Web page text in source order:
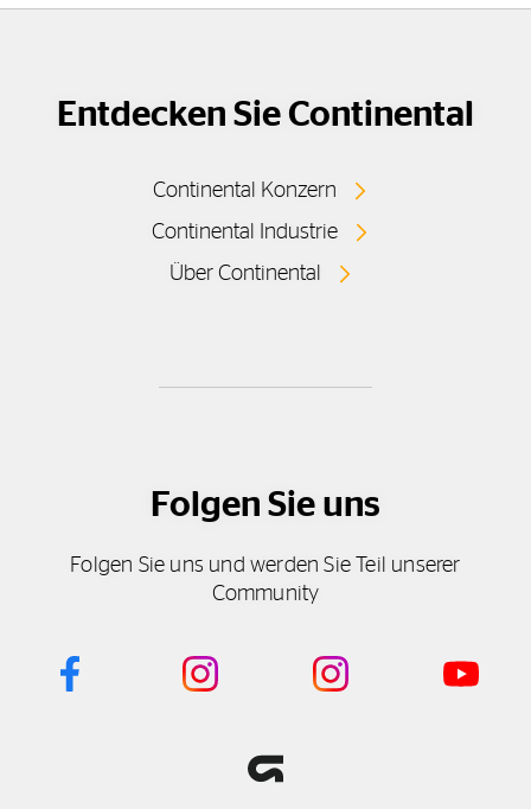
Entdecken Sie Continental
Continental Konzern
Continental Industrie
Über Continental
Folgen Sie uns
Folgen Sie uns und werden Sie Teil unserer
Community